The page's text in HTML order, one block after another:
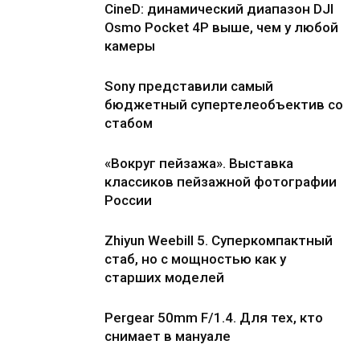
CineD: динамический диапазон DJI
Osmo Pocket 4P выше, чем у любой
камеры
Sony представили самый
бюджетный супертелеобъектив со
стабом
«Вокруг пейзажа». Выставка
классиков пейзажной фотографии
России
Zhiyun Weebill 5. Cуперкомпактный
стаб, но с мощностью как у
старших моделей
Pergear 50mm F/1.4. Для тех, кто
снимает в мануале